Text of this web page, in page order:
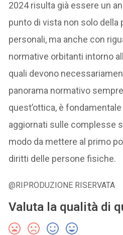
2024 risulta già essere un
punto di vista non solo della
personali, ma anche con
normative orbitanti intorno
quali devono
panorama normativo
quest’ottica, è
aggiornati sulle complesse
modo da mettere al primo
diritti delle persone fisiche.
@RIPRODUZIONE RISERVATA
Valuta la qualità di